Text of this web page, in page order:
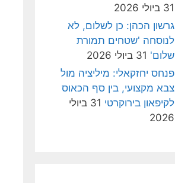
31 ביולי 2026
גרשון הכהן: כן לשלום, לא
לנוסחה 'שטחים תמורת
שלום' 31 ביולי 2026
פנחס יחזקאלי: מיליציה מול
צבא מקצועי, בין סף הכאוס
לקיפאון בירוקרטי
31 ביולי
2026